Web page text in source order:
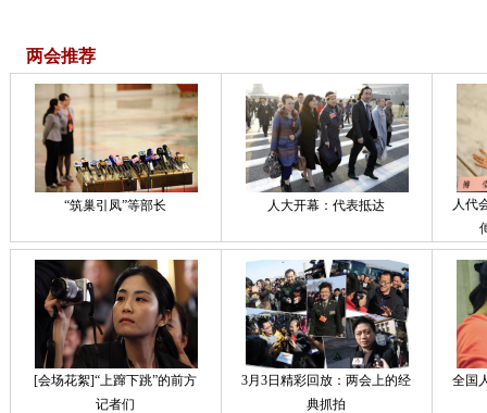
两会推荐
“筑巢引凤”等部长 人大开幕：代表抵达
人代
[会场花絮]“上蹿下跳”的前方
记者们
3月3日精彩回放：两会上的经
典抓拍
全国